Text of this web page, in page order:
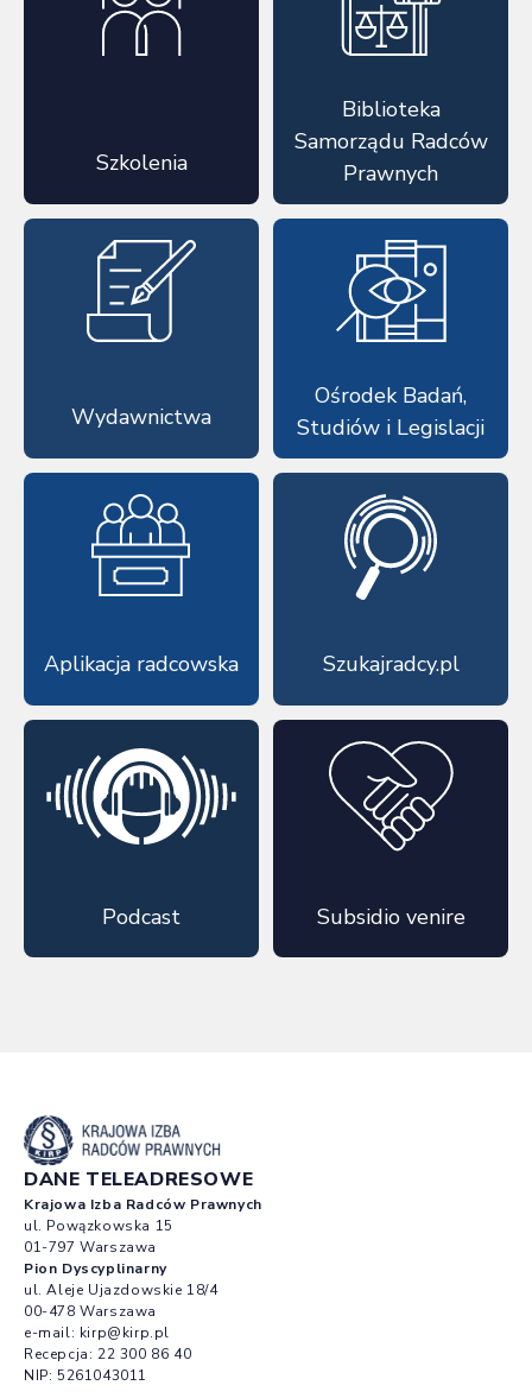
Szkolenia
Biblioteka
Samorządu Radców
Prawnych
Wydawnictwa
Ośrodek Badań,
Studiów i Legislacji
Aplikacja radcowska Szukajradcy.pl
Podcast Subsidio venire
DANE TELEADRESOWE
Krajowa Izba Radców Prawnych
ul. Powązkowska 15
01-797 Warszawa
Pion Dyscyplinarny
ul. Aleje Ujazdowskie 18/4
00-478 Warszawa
e-mail: kirp@kirp.pl
Recepcja: 22 300 86 40
NIP: 5261043011